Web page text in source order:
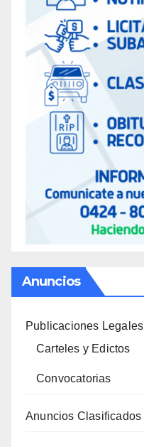
Anuncios
Publicaciones Legales
Carteles y Edictos
Convocatorias
Anuncios Clasificados